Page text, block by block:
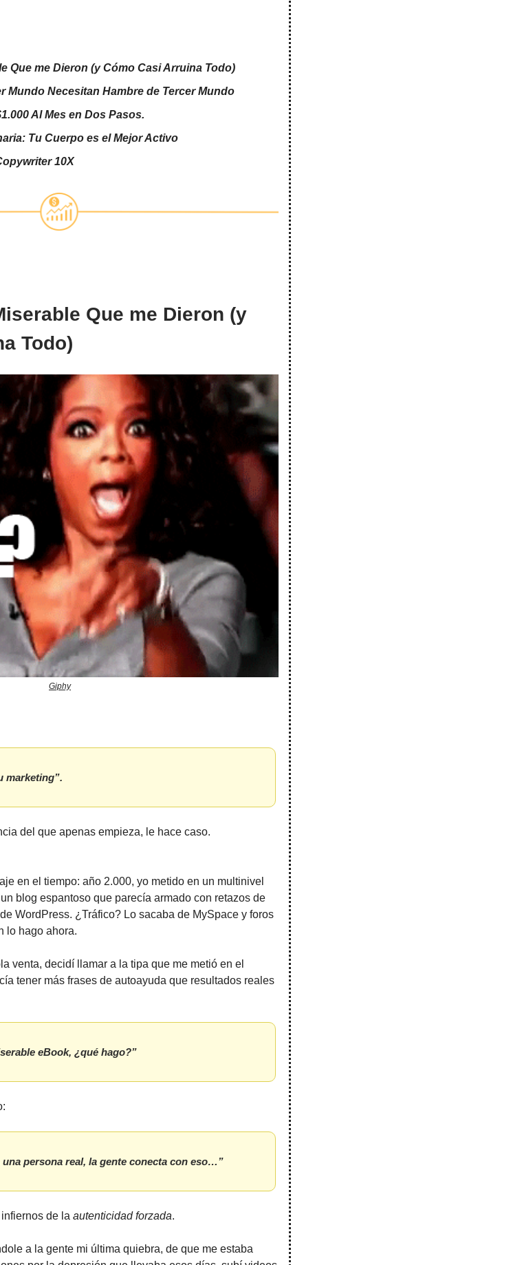
Que me Dieron (y Cómo Casi Arruina Todo)
Mundo Necesitan Hambre de Tercer Mundo
Al Mes en Dos Pasos.
Tu Cuerpo es el Mejor Activo
10X
Que me Dieron (y
Todo)
Giphy
marketing”.
del que apenas empieza, le hace caso.
en el tiempo: año 2.000, yo metido en un multinivel
blog espantoso que parecía armado con retazos de
WordPress. ¿Tráfico? Lo sacaba de MySpace y foros
lo hago ahora.
venta, decidí llamar a la tipa que me metió en el
tener más frases de autoayuda que resultados reales
eBook, ¿qué hago?”
persona real, la gente conecta con eso…”
de la autenticidad forzada.
a la gente mi última quiebra, de que me estaba